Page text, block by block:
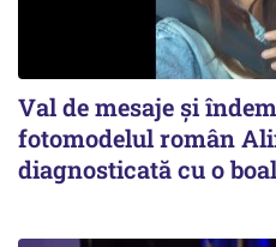
Val de mesaje și
fotomodelul român
diagnosticată cu o